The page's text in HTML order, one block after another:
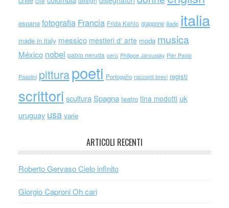
espana fotografia Francia Frida Kahlo giappone iliade italia
made in italy messico mestieri d' arte moda musica
México nobel pablo neruda perù Philippe Jaroussky Pier Paolo
Pasolini pitturapoeti Portogallo racconti brevi registi
scrittori scultura Spagna teatro tina modotti uk
uruguay usa varie
ARTICOLI RECENTI
Roberto Gervaso Cielo infinito
Giorgio Caproni Oh cari